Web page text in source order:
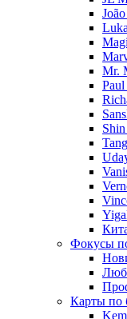
Mr.
Фокусы
Карты по
Kem